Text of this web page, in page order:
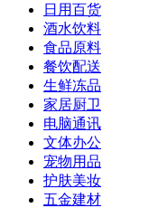
日用百货
酒水饮料
食品原料
餐饮配送
生鲜冻品
家居厨卫
电脑通讯
文体办公
宠物用品
护肤美妆
五金建材